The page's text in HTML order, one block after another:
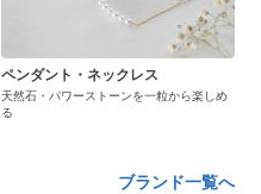
ペンダント・ネックレス
天然石・パワーストーンを一粒から楽しめ
る
ブランド一覧へ